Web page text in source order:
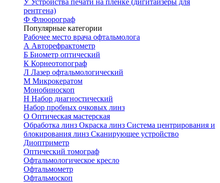
УУстройства печати на пленке (дигитайзеры для
рентгена)
Ф Флюорограф
Популярные категории
Рабочее место врача офтальмолога
А Авторефрактометр
Б Биометр оптический
К Корнеотопограф
Л Лазер офтальмологический
М Микрокератом
Монобиноскоп
Н Набор диагностический
Набор пробных очковых линз
О Оптическая мастерская
Обработка линз Окраска линз Система центрирования и
блокирования линз Сканирующее устройство
Диоптриметр
Оптический томограф
Офтальмологическое кресло
Офтальмометр
Офтальмоскоп